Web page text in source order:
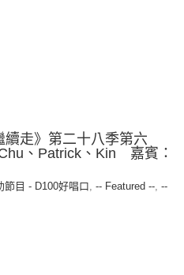
續走》第二十八季第六
、Patrick、Kin 嘉賓：
節目 - D100好唱口, -- Featured --, --